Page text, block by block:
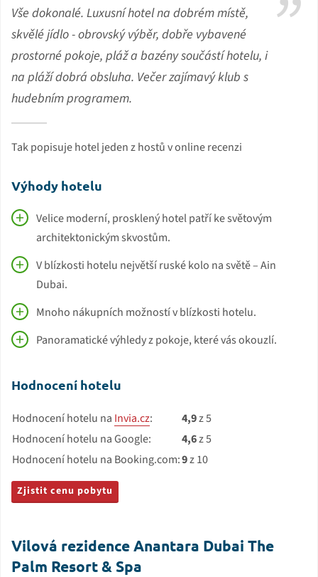
Vše dokonalé. Luxusní hotel na dobrém místě,
skvělé jídlo - obrovský výběr, dobře vybavené
prostorné pokoje, pláž a bazény součástí hotelu, i
na pláží dobrá obsluha. Večer zajímavý klub s
hudebním programem.
Tak popisuje hotel jeden z hostů v online recenzi
Výhody hotelu
Velice moderní, prosklený hotel patří ke světovým
architektonickým skvostům.
V blízkosti hotelu největší ruské kolo na světě – Ain
Dubai.
Mnoho nákupních možností v blízkosti hotelu.
Panoramatické výhledy z pokoje, které vás okouzlí.
Hodnocení hotelu
Hodnocení hotelu na Invia.cz: 4,9z 5
Hodnocení hotelu na Google:
4,6z 5
Hodnocení hotelu na Booking.com:9z 10
Zjistit cenu pobytu
Vilová rezidence Anantara Dubai The
Palm Resort & Spa